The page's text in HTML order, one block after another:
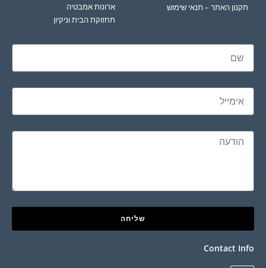
תקנון האתר – תנאי שימוש
ארונות אמבטיה
תחזוקת הבית וניקיון
שליחה
Contact Info